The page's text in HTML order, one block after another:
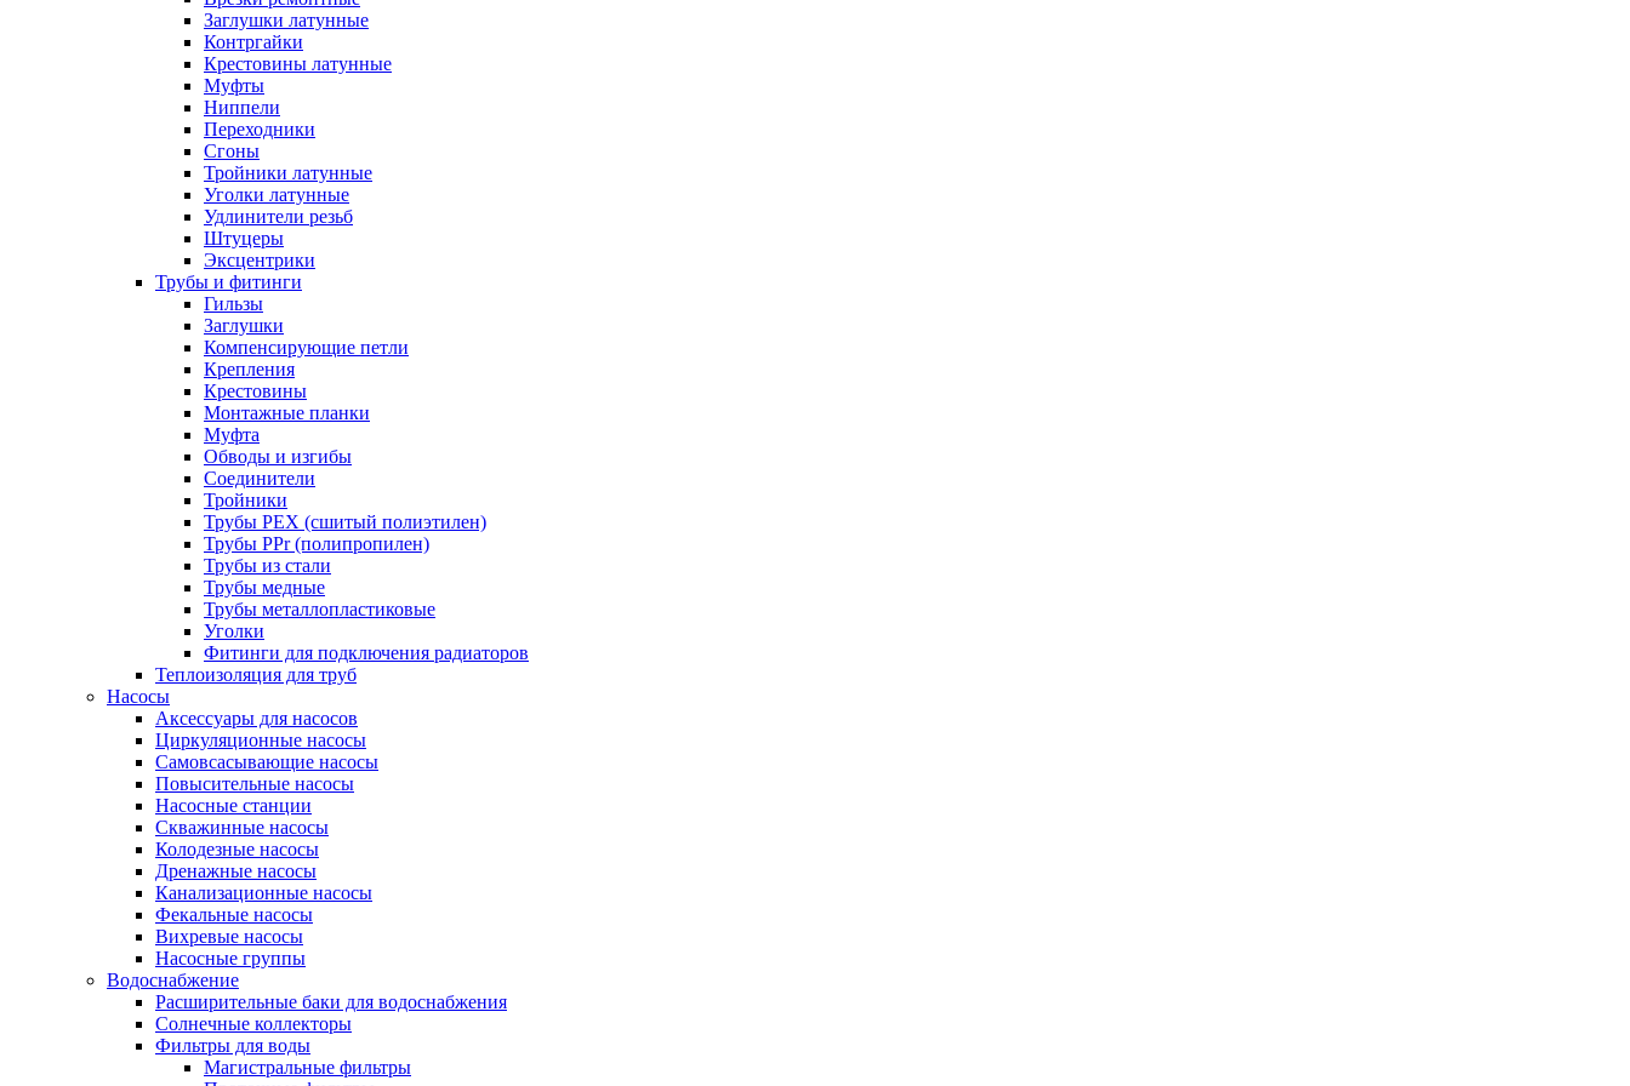
Заглушки латунные
Контргайки
Крестовины латунные
Муфты
Ниппели
Переходники
Сгоны
Тройники латунные
Уголки латунные
Удлинители резьб
Штуцеры
Эксцентрики
Трубы и фитинги
Гильзы
Заглушки
Компенсирующие петли
Крепления
Крестовины
Монтажные планки
Муфта
Обводы и изгибы
Соединители
Тройники
Трубы PEX (сшитый полиэтилен)
Трубы PPr (полипропилен)
Трубы из стали
Трубы медные
Трубы металлопластиковые
Уголки
Фитинги для подключения радиаторов
Теплоизоляция для труб
Насосы
Аксессуары для насосов
Циркуляционные насосы
Самовсасывающие насосы
Повысительные насосы
Насосные станции
Скважинные насосы
Колодезные насосы
Дренажные насосы
Канализационные насосы
Фекальные насосы
Вихревые насосы
Насосные группы
Водоснабжение
Расширительные баки для водоснабжения
Солнечные коллекторы
Фильтры для воды
Магистральные фильтры